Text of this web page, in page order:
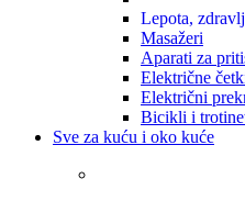
Lepota,
Masažeri
Aparati za
Električne
Električni
Bicikli i
Sve za kuću i oko kuće